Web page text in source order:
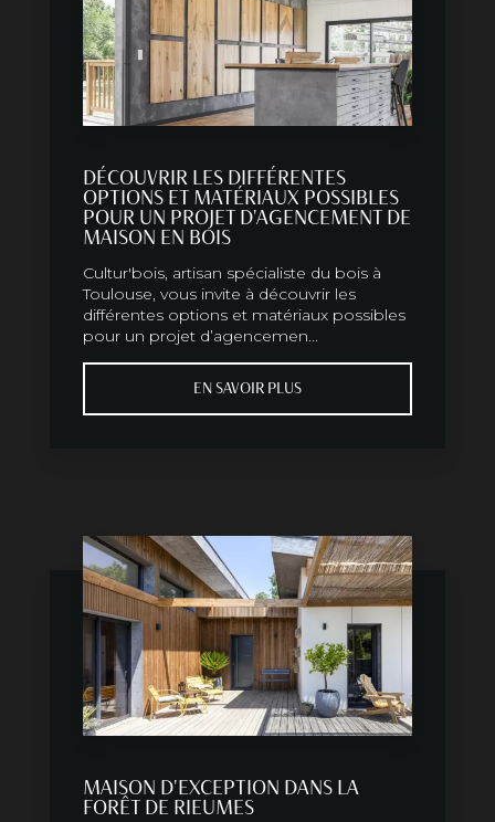
DÉCOUVRIR LES DIFFÉRENTES
OPTIONS ET MATÉRIAUX POSSIBLES
POUR UN PROJET D'AGENCEMENT DE
MAISON EN BOIS
Cultur'bois, artisan spécialiste du bois à
Toulouse, vous invite à découvrir les
différentes options et matériaux possibles
pour un projet d’agencemen...
EN SAVOIR PLUS
MAISON D'EXCEPTION DANS LA
FORÊT DE RIEUMES